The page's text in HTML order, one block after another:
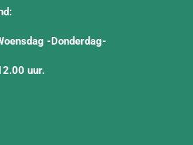
-Donderdag-
uur.